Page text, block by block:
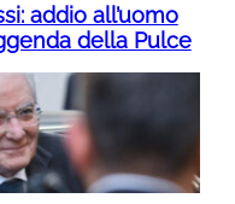
addio all’uomo
della Pulce